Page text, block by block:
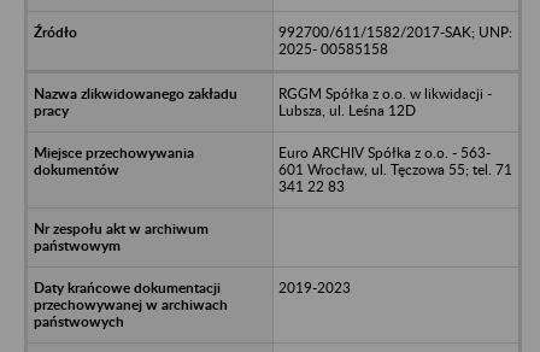
992700/611/1582/2017-SAK; UNP:
2025- 00585158
RGGM Spółka z o.o. w likwidacji -
Lubsza, ul. Leśna 12D
Euro ARCHIV Spółka z o.o. - 563-
601 Wrocław, ul. Tęczowa 55; tel. 71
341 22 83
2019-2023